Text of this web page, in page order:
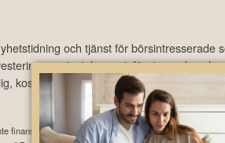
och tjänst för
privatekonomi, företagande
kostnadsfritt, har under åren laddats
finansiella rådgivare, står inte under